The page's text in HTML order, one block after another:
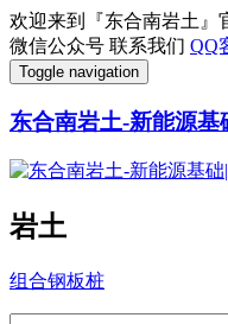
欢迎来到『东合南岩土』
微信公众号 联系我们 QQ
Toggle navigation
东合南岩土-新能源
岩土
组合钢板桩